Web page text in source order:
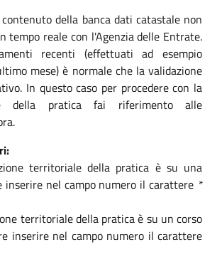
della banca dati catastale non
tempo reale con l'Agenzia delle Entrate.
recenti (effettuati ad esempio
mese) è normale che la validazione
In questo caso per procedere con la
della pratica fai riferimento alle
territoriale della pratica è su una
inserire nel campo numero il carattere *
territoriale della pratica è su un corso
inserire nel campo numero il carattere